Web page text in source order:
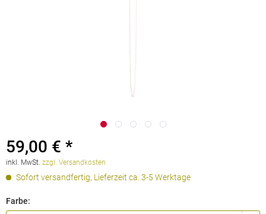
59,00 € *
inkl. MwSt. zzgl. Versandkosten
Sofort versandfertig, Lieferzeit ca. 3-5 Werktage
Farbe: